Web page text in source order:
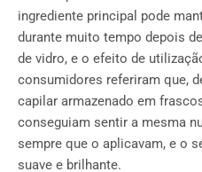
ingrediente principal pode
durante muito tempo depois
de vidro, e o efeito de
consumidores referiram que,
capilar armazenado em
conseguiam sentir a mesma
sempre que o aplicavam, e o
suave e brilhante.